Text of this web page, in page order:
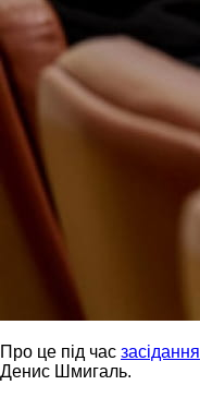
Про це під час засідання
Денис Шмигаль.